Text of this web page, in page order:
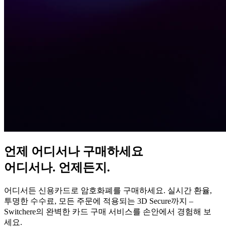
언제 어디서나 구매하세요
어디서나. 언제든지.
어디서든 신용카드로 암호화폐를 구매하세요. 실시간 환율,
투명한 수수료, 모든 주문에 적용되는 3D Secure까지 –
Switchere의 완벽한 카드 구매 서비스를 손안에서 경험해 보
세요.